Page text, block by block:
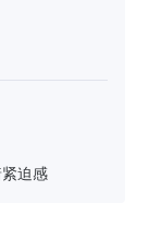
迫感